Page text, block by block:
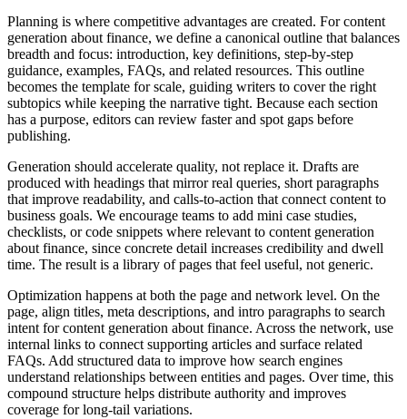
Planning is where competitive advantages are created. For content
generation about finance, we define a canonical outline that balances
breadth and focus: introduction, key definitions, step‑by‑step
guidance, examples, FAQs, and related resources. This outline
becomes the template for scale, guiding writers to cover the right
subtopics while keeping the narrative tight. Because each section
has a purpose, editors can review faster and spot gaps before
publishing.
Generation should accelerate quality, not replace it. Drafts are
produced with headings that mirror real queries, short paragraphs
that improve readability, and calls‑to‑action that connect content to
business goals. We encourage teams to add mini case studies,
checklists, or code snippets where relevant to content generation
about finance, since concrete detail increases credibility and dwell
time. The result is a library of pages that feel useful, not generic.
Optimization happens at both the page and network level. On the
page, align titles, meta descriptions, and intro paragraphs to search
intent for content generation about finance. Across the network, use
internal links to connect supporting articles and surface related
FAQs. Add structured data to improve how search engines
understand relationships between entities and pages. Over time, this
compound structure helps distribute authority and improves
coverage for long‑tail variations.